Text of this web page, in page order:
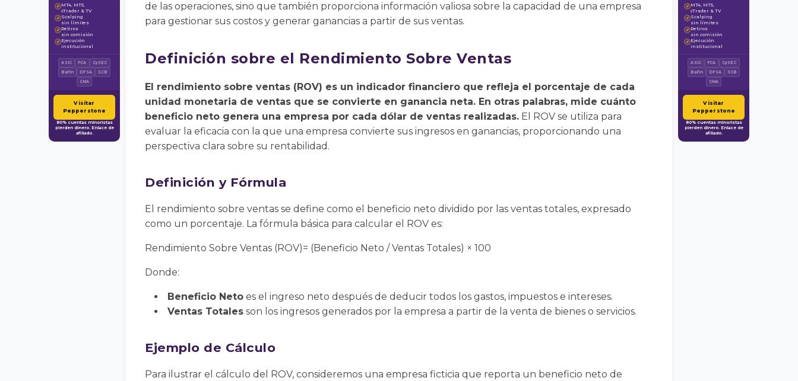
✓ MT4, MT5,
cTrader & TV
✓ Scalping
sin límites
✓ Retiros
sin comisión
✓ Ejecución
institucional
ASIC FCA
CySEC
BaFin
DFSA
SCB
CMA
Visitar
Pepperstone
80% cuentas minoristas
pierden dinero. Enlace de
afiliado.
de las operaciones, sino que también proporciona información valiosa sobre la capacidad de una empresa
para gestionar sus costos y generar ganancias a partir de sus ventas.
Definición sobre el Rendimiento Sobre Ventas
El rendimiento sobre ventas (ROV) es un indicador financiero que refleja el porcentaje de cada
unidad monetaria de ventas que se convierte en ganancia neta. En otras palabras, mide cuánto
beneficio neto genera una empresa por cada dólar de ventas realizadas. El ROV se utiliza para
evaluar la eficacia con la que una empresa convierte sus ingresos en ganancias, proporcionando una
perspectiva clara sobre su rentabilidad.
Definición y Fórmula
El rendimiento sobre ventas se define como el beneficio neto dividido por las ventas totales, expresado
como un porcentaje. La fórmula básica para calcular el ROV es:
Rendimiento Sobre Ventas (ROV)= (Beneficio Neto / Ventas Totales) × 100
Donde:
Beneficio Neto es el ingreso neto después de deducir todos los gastos, impuestos e intereses.
Ventas Totales son los ingresos generados por la empresa a partir de la venta de bienes o servicios.
Ejemplo de Cálculo
Para ilustrar el cálculo del ROV, consideremos una empresa ficticia que reporta un beneficio neto de
✓ MT4, MT5,
cTrader & TV
✓ Scalping
sin límites
✓ Retiros
sin comisión
✓ Ejecución
institucional
ASIC FCA
CySEC
BaFin
DFSA
SCB
CMA
Visitar
Pepperstone
80% cuentas minoristas
pierden dinero. Enlace de
afiliado.